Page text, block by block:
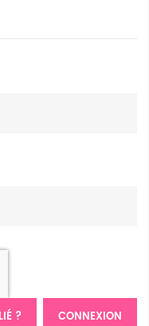
CONNEXION
?